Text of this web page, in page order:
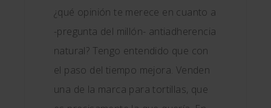
¿qué opinión te merece en cuanto a
-pregunta del millón- antiadherencia
natural? Tengo entendido que con
el paso del tiempo mejora. Venden
una de la marca para tortillas, que